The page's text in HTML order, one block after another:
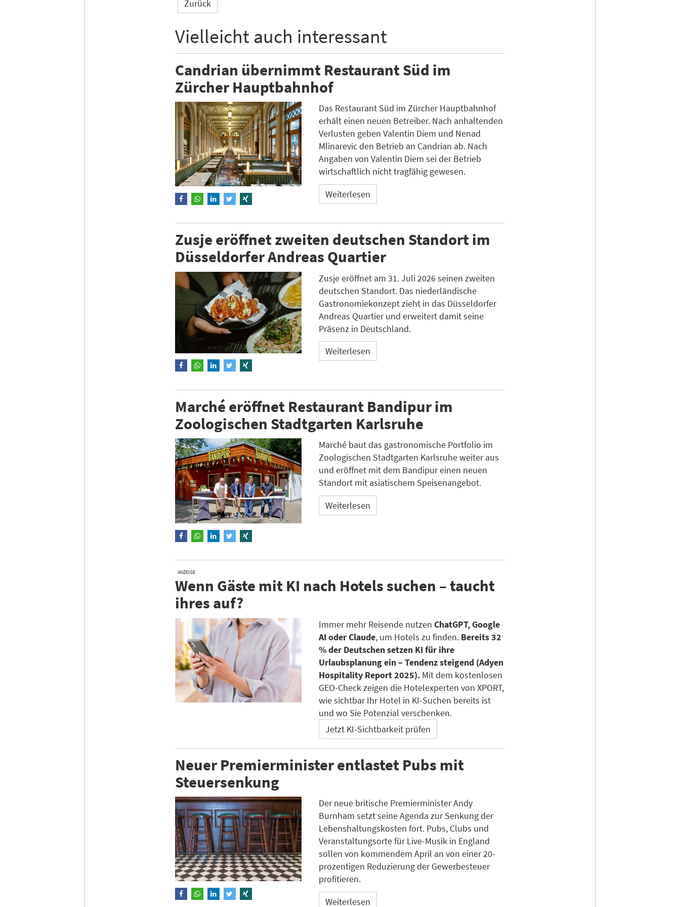
Zurück
Vielleicht auch interessant
Candrian übernimmt Restaurant Süd im
Zürcher Hauptbahnhof
Das Restaurant Süd im Zürcher Hauptbahnhof
erhält einen neuen Betreiber. Nach anhaltenden
Verlusten geben Valentin Diem und Nenad
Mlinarevic den Betrieb an Candrian ab. Nach
Angaben von Valentin Diem sei der Betrieb
wirtschaftlich nicht tragfähig gewesen.
Weiterlesen
Zusje eröffnet zweiten deutschen Standort im
Düsseldorfer Andreas Quartier
Zusje eröffnet am 31. Juli 2026 seinen zweiten
deutschen Standort. Das niederländische
Gastronomiekonzept zieht in das Düsseldorfer
Andreas Quartier und erweitert damit seine
Präsenz in Deutschland.
Weiterlesen
Marché eröffnet Restaurant Bandipur im
Zoologischen Stadtgarten Karlsruhe
Marché baut das gastronomische Portfolio im
Zoologischen Stadtgarten Karlsruhe weiter aus
und eröffnet mit dem Bandipur einen neuen
Standort mit asiatischem Speisenangebot.
Weiterlesen
ANZEIGE
Wenn Gäste mit KI nach Hotels suchen – taucht
ihres auf?
Immer mehr Reisende nutzenChatGPT, Google
AI oder Claude, um Hotels zu finden. Bereits 32
% der Deutschen setzen KI für ihre
Urlaubsplanung ein – Tendenz steigend (Adyen
Hospitality Report 2025). Mit dem kostenlosen
GEO-Check zeigen die Hotelexperten von XPORT,
wie sichtbar Ihr Hotel in KI-Suchen bereits ist
und wo Sie Potenzial verschenken.
Jetzt KI-Sichtbarkeit prüfen
Neuer Premierminister entlastet Pubs mit
Steuersenkung
Der neue britische Premierminister Andy
Burnham setzt seine Agenda zur Senkung der
Lebenshaltungskosten fort. Pubs, Clubs und
Veranstaltungsorte für Live-Musik in England
sollen von kommendem April an von einer 20-
prozentigen Reduzierung der Gewerbesteuer
profitieren.
Weiterlesen